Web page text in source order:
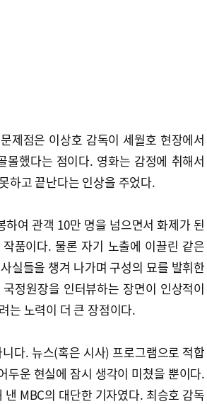
제점은 이상호 감독이 세월호 현장에서
했다는 점이다. 영화는 감정에 취해서
하고 끝난다는 인상을 주었다.
여 관객 10만 명을 넘으면서 화제가 된
품이다. 물론 자기 노출에 이끌린 같은
실들을 챙겨 나가며 구성의 묘를 발휘한
정원장을 인터뷰하는 장면이 인상적이
는 노력이 더 큰 장점이다.
다. 뉴스(혹은 시사) 프로그램으로 적합
두운 현실에 잠시 생각이 미쳤을 뿐이다.
MBC의 대단한 기자였다. 최승호 감독